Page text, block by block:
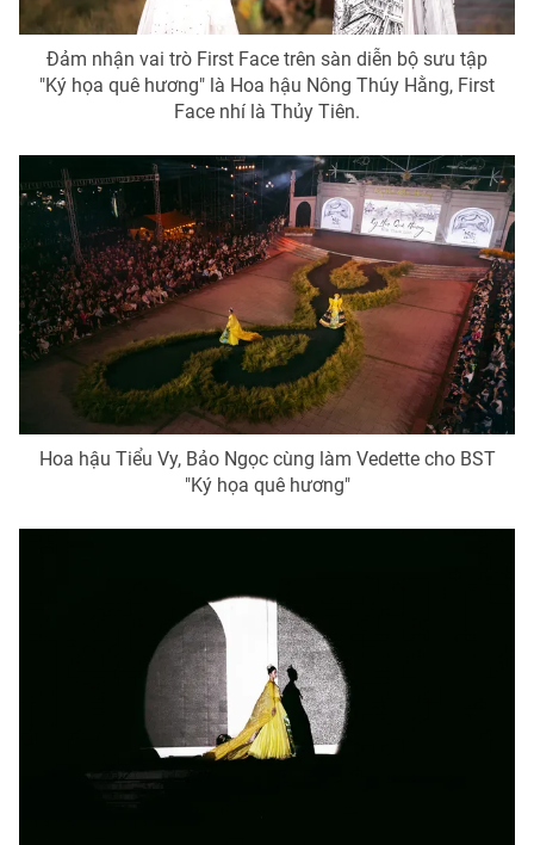
VTV Sức khoẻ Bất động sản
Tấm lòng Việt
VTV4 Vươn mình bằng AI
VTV9 VTV8
Liên hệ tòa soạn English
THỜI BÁO VTV
Cơ quan chủ quản: Đài Truyền hình Việt Nam
Cơ quan báo chí:
Thời báo VTV
Giấy phép hoạt động báo in và báo điện tử số 483/GP-BTTTT
cấp ngày 29/12/2023
Vũ Thanh Thủy
Đảm nhận vai trò First Face trên sàn diễn bộ sưu tập
"Ký họa quê hương" là Hoa hậu Nông Thúy Hằng, First
Face nhí là Thủy Tiên.
Hoa hậu Tiểu Vy, Bảo Ngọc cùng làm Vedette cho BST
"Ký họa quê hương"